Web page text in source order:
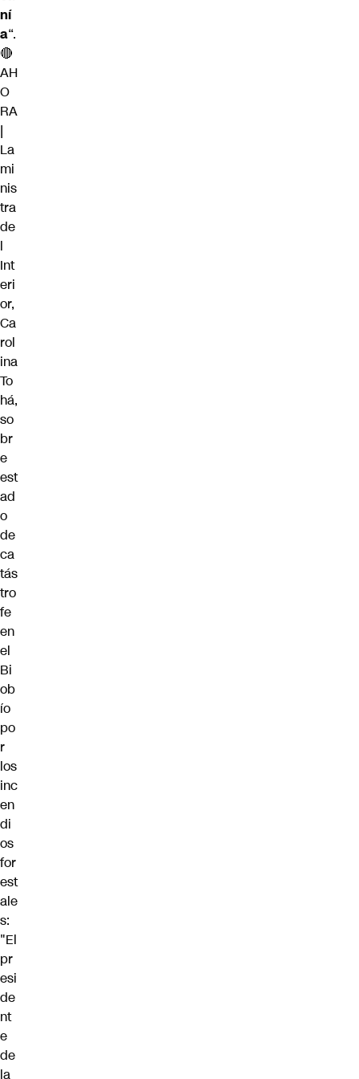
ní
a“.
🔴
AH
O
RA
|
La
mi
nis
tra
de
l
Int
eri
or,
Ca
rol
ina
To
há,
so
br
e
est
ad
o
de
ca
tás
tro
fe
en
el
Bi
ob
ío
po
r
los
inc
en
di
os
for
est
ale
s:
"El
pr
esi
de
nt
e
de
la